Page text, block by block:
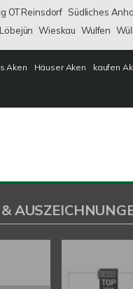
OT Reinsdorf Südliches
Wieskau Wulfen
Aken Häuser Aken kaufen